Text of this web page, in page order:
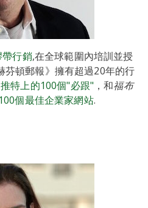
帶行銷,在全球範圍內培訓並授
芬頓郵報》擁有超過20年的行
推特上的100個"必跟" ，和福布
100個最佳企業家網站.